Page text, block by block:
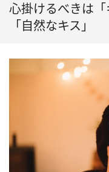
心掛けるべきは
「自然なキス」